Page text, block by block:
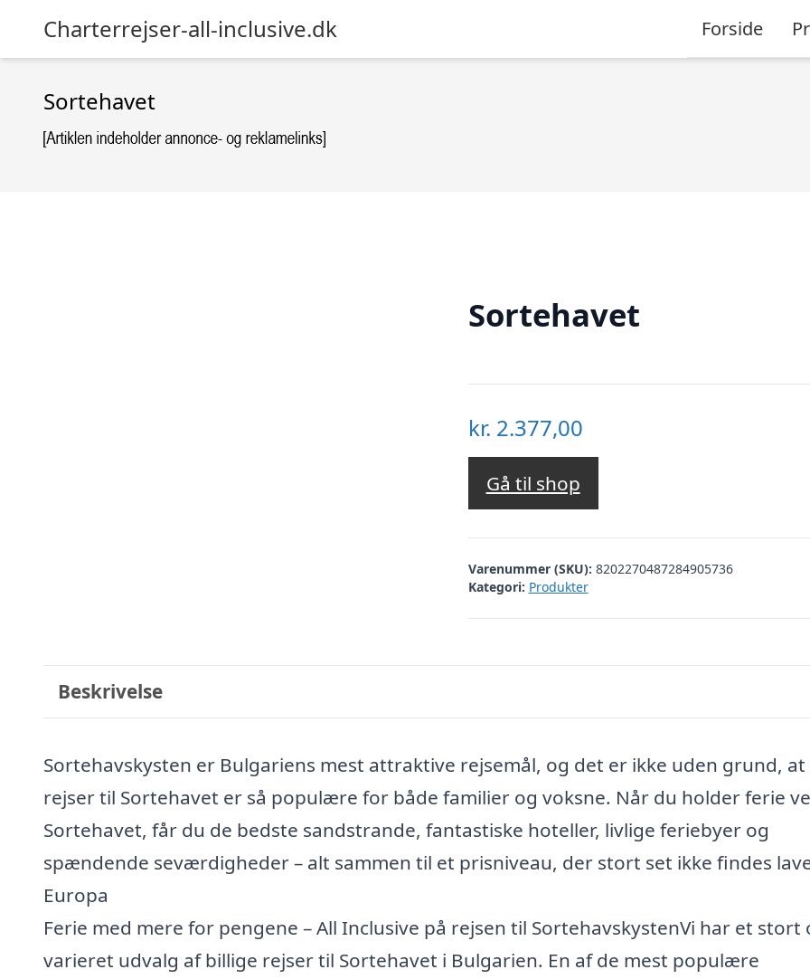
Charterrejser-all-inclusive.dk Forside
Sortehavet
Sortehavet
kr. 2.377,00
Gå til shop
Varenummer (SKU): 8202270487284905736
Kategori: Produkter
Beskrivelse
Sortehavskysten er Bulgariens mest attraktive rejsemål, og det er ikke uden grund, at
rejser til Sortehavet er så populære for både familier og voksne. Når du holder ferie
Sortehavet, får du de bedste sandstrande, fantastiske hoteller, livlige feriebyer og
spændende seværdigheder – alt sammen til et prisniveau, der stort set ikke findes
Europa
Ferie med mere for pengene – All Inclusive på rejsen til SortehavskystenVi har et stort
varieret udvalg af billige rejser til Sortehavet i Bulgarien. En af de mest populære